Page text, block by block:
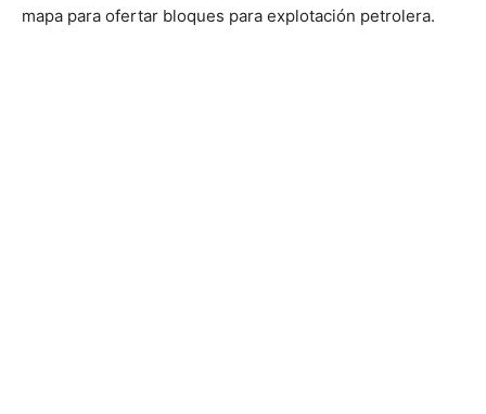
mapa para ofertar bloques para explotación petrolera.